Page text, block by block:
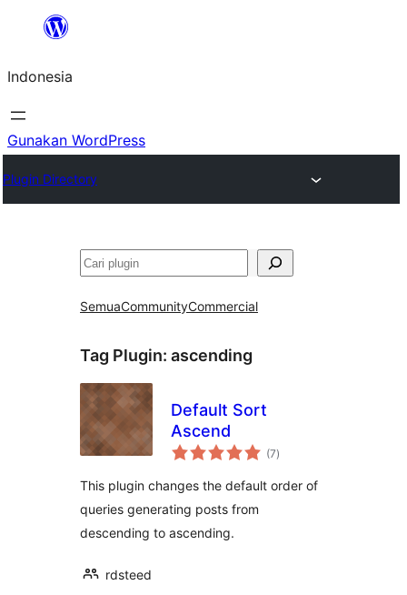
Lewati
konten
Indonesia
Gunakan WordPress
Plugin Directory
Cari
SemuaCommunityCommercial
Tag Plugin: ascending
Default Sort
Ascend
(7total
rating
)
This plugin changes the default order of
queries generating posts from
descending to ascending.
rdsteed